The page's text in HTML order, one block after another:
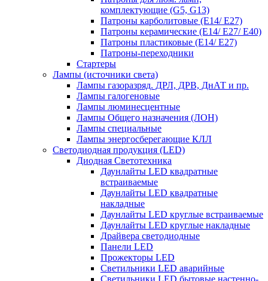
комплектующие (G5, G13)
Патроны карболитовые (E14/ E27)
Патроны керамические (E14/ E27/ E40)
Патроны пластиковые (E14/ E27)
Патроны-переходники
Стартеры
Лампы (источники света)
Лампы газоразряд. ДРЛ, ДРВ, ДнАТ и пр.
Лампы галогеновые
Лампы люминесцентные
Лампы Общего назначения (ЛОН)
Лампы специальные
Лампы энергосберегающие КЛЛ
Светодиодная продукция (LED)
Диодная Светотехника
Даунлайты LED квадратные
встраиваемые
Даунлайты LED квадратные
накладные
Даунлайты LED круглые встраиваемые
Даунлайты LED круглые накладные
Драйвера светодиодные
Панели LED
Прожекторы LED
Светильники LED аварийные